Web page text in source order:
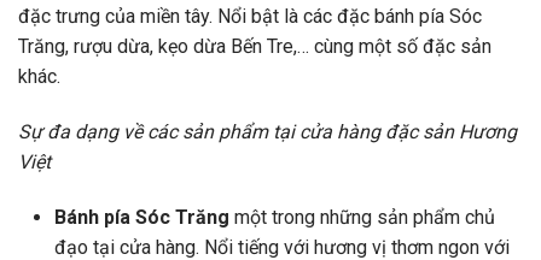
đặc trưng của miền tây. Nổi bật là các đặc bánh pía Sóc
Trăng, rượu dừa, kẹo dừa Bến Tre,… cùng một số đặc sản
khác.
Sự đa dạng về các sản phẩm tại cửa hàng đặc sản Hương
Việt
Bánh pía Sóc Trăng một trong những sản phẩm chủ
đạo tại cửa hàng. Nổi tiếng với hương vị thơm ngon với